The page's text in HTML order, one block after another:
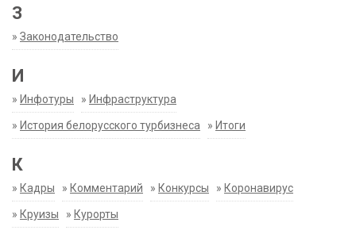
З
» Законодательство
И
» Инфотуры » Инфраструктура
» История белорусского турбизнеса » Итоги
К
» Кадры » Комментарий » Конкурсы » Коронавирус
» Круизы » Курорты